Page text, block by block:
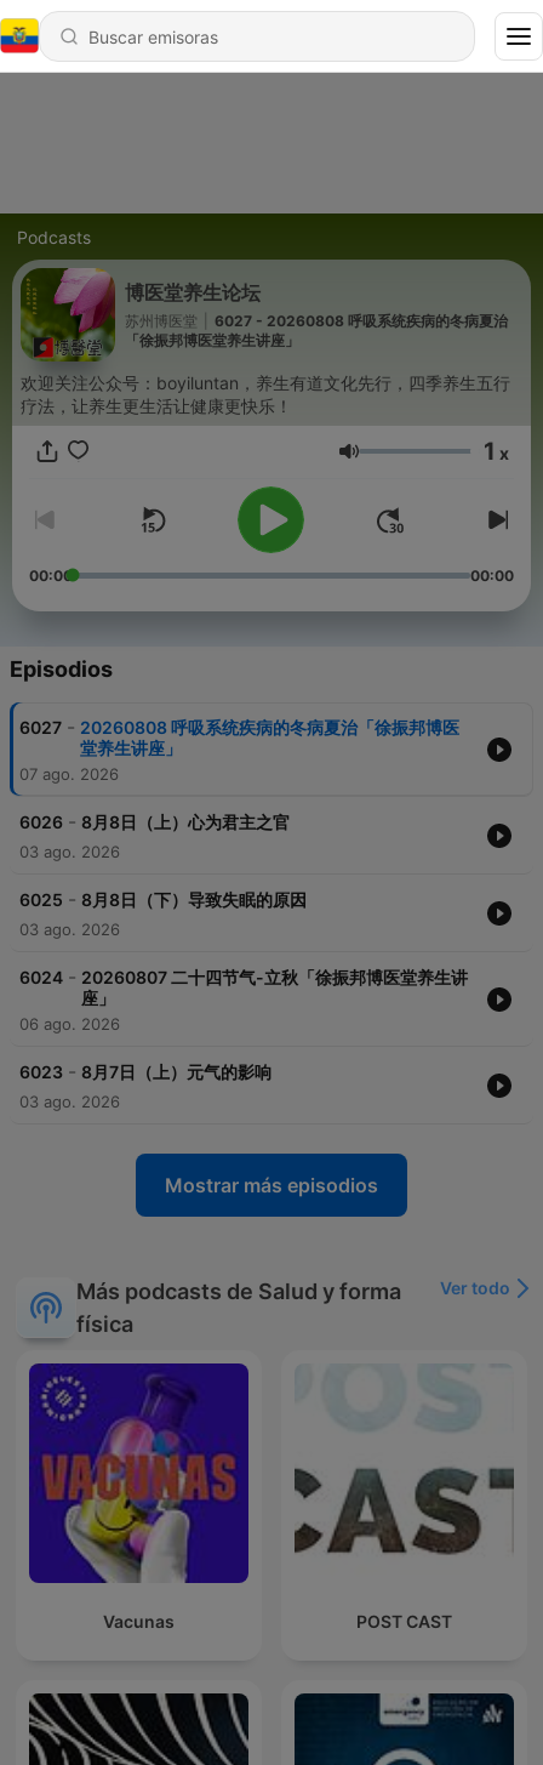
Podcasts
博医堂养生论坛
苏州博医堂
6027 - 20260808 呼吸系统疾病的冬病夏治
「徐振邦博医堂养生讲座」
欢迎关注公众号：boyiluntan，养生有道文化先行，四季养生五行
疗法，让养生更生活让健康更快乐！
Volumen 1 x
00:00 00:00
Episodios
6027 - 20260808 呼吸系统疾病的冬病夏治「徐振邦博医
堂养生讲座」
07 ago. 2026
6026 - 8月8日（上）心为君主之官
03 ago. 2026
6025 - 8月8日（下）导致失眠的原因
03 ago. 2026
6024 - 20260807 二十四节气-立秋「徐振邦博医堂养生讲
座」
06 ago. 2026
6023 - 8月7日（上）元气的影响
03 ago. 2026
Mostrar más episodios
Más podcasts de Salud y forma
física
Ver todo
Vacunas POST CAST